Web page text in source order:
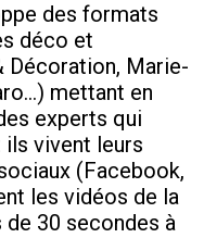
des formats
déco et
Décoration, Marie-
mettant en
experts qui
vivent leurs
(Facebook,
les vidéos de la
30 secondes à